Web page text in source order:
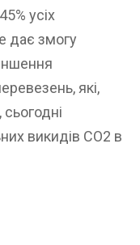
усіх
дає змогу
які,
викидів CO2 в